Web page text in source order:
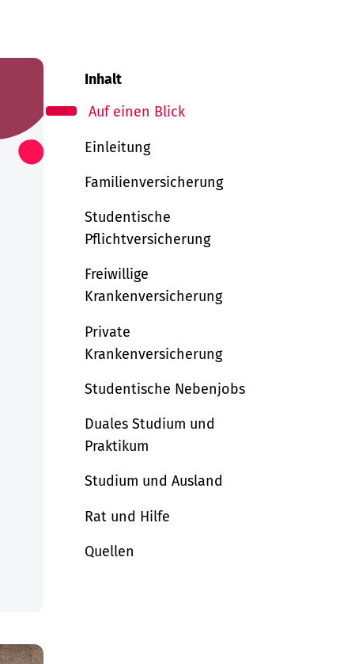
Inhalt
Auf einen Blick
Einleitung
Familienversicherung
Studentische
Pflichtversicherung
Freiwillige
Krankenversicherung
Private
Krankenversicherung
Studentische Nebenjobs
Duales Studium und
Praktikum
Studium und Ausland
Rat und Hilfe
Quellen